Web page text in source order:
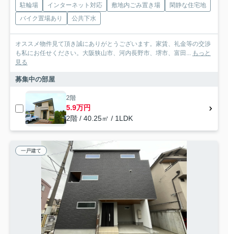
駐輪場 インターネット対応 敷地内ごみ置き場
閑静な住宅地
バイク置場あり
公共下水
オススメ物件見て頂き誠にありがとうございます。家賃、礼金等の交渉
も私にお任せください。大阪狭山市、河内長野市、堺市、富田... もっと
見る
募集中の部屋
2階
5.9万円
2階 / 40.25㎡ / 1LDK
一戸建て